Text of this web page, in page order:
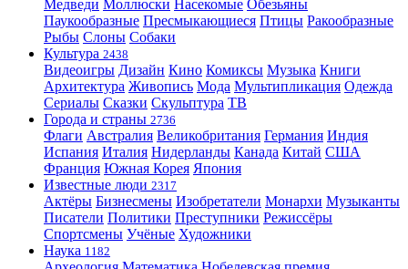
Медведи Моллюски Насекомые Обезьяны
Паукообразные Пресмыкающиеся Птицы Ракообразные
Рыбы Слоны Собаки
Культура 2438
Видеоигры Дизайн Кино Комиксы Музыка Книги
Архитектура Живопись Мода Мультипликация Одежда
Сериалы Сказки Скульптура ТВ
Города и страны 2736
Флаги Австралия Великобритания Германия Индия
Испания Италия Нидерланды Канада Китай США
Франция Южная Корея Япония
Известные люди 2317
Актёры Бизнесмены Изобретатели Монархи Музыканты
Писатели Политики Преступники Режиссёры
Спортсмены Учёные Художники
Наука 1182